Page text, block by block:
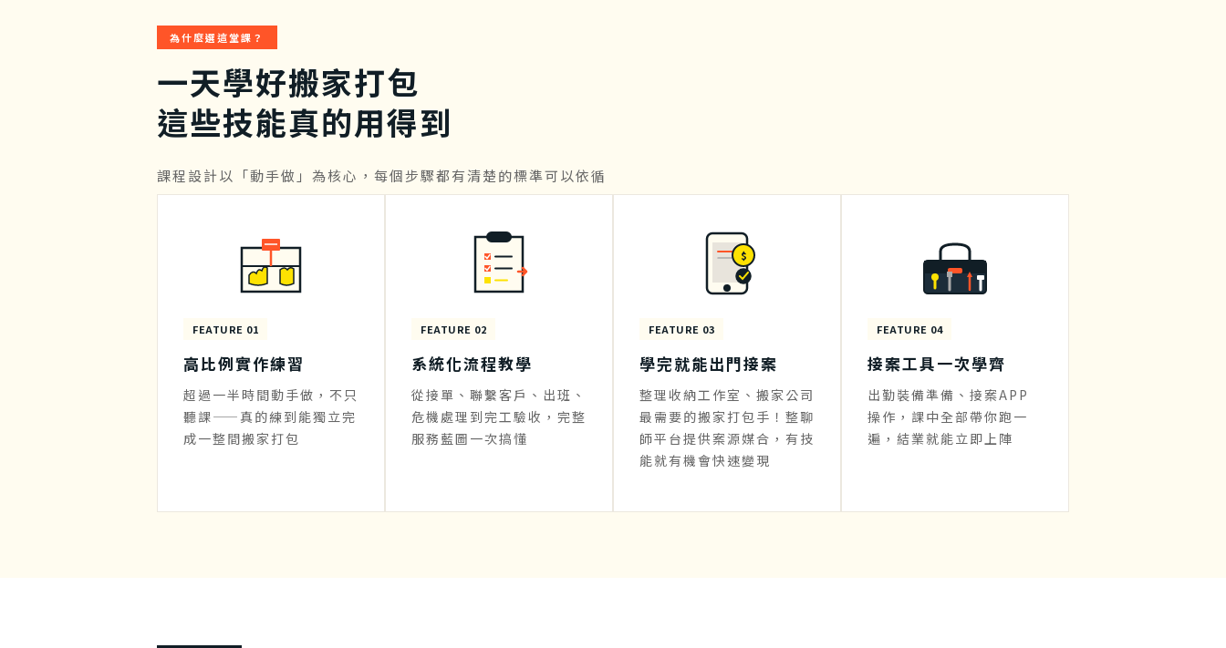
為什麼選這堂課？
一天學好搬家打包
這些技能真的用得到
課程設計以「動手做」為核心，每個步驟都有清楚的標準可以依循
FEATURE 01
高比例實作練習
超過一半時間動手做，不只
聽課——真的練到能獨立完
成一整間搬家打包
FEATURE 02
系統化流程教學
從接單、聯繫客戶、出班、
危機處理到完工驗收，完整
服務藍圖一次搞懂
$
FEATURE 03
學完就能出門接案
整理收納工作室、搬家公司
最需要的搬家打包手！整聊
師平台提供案源媒合，有技
能就有機會快速變現
FEATURE 04
接案工具一次學齊
出勤裝備準備、接案APP
操作，課中全部帶你跑一
遍，結業就能立即上陣